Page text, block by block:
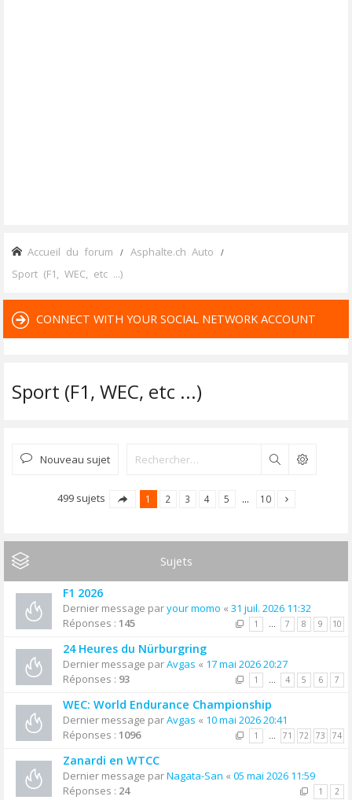
Accueil du forum Asphalte.ch Auto
Sport (F1, WEC, etc ...)
CONNECT WITH YOUR SOCIAL NETWORK ACCOUNT
Sport (F1, WEC, etc ...)
Nouveau sujet Rechercher
499 sujets 1 2 3 4 5 … 10
Sujets
F1 2026
Dernier message paryour momo « 31 juil. 2026 11:32
Réponses : 145 1 … 7 8 9 10
24 Heures du Nürburgring
Dernier message parAvgas « 17 mai 2026 20:27
Réponses : 93 1 … 4 5 6 7
WEC: World Endurance Championship
Dernier message parAvgas « 10 mai 2026 20:41
Réponses : 1096 1 … 71 72 73 74
Zanardi en WTCC
Dernier message parNagata-San « 05 mai 2026 11:59
Réponses : 24 1 2